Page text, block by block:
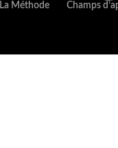
La Méthode Champs